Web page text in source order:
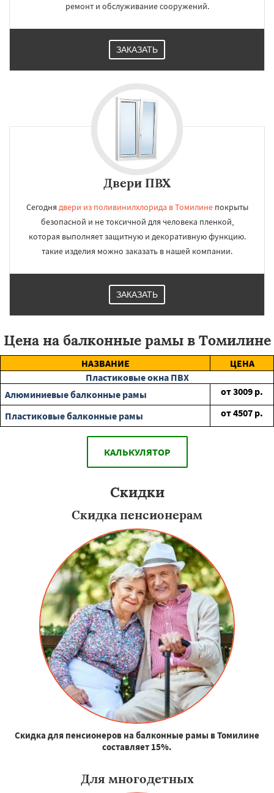
ремонт и обслуживание сооружений.
ЗАКАЗАТЬ
Двери ПВХ
Сегодня двери из поливинилхлорида в Томилинепокрыты
безопасной и не токсичной для человека пленкой,
которая выполняет защитную и декоративную функцию.
такие изделия можно заказать в нашей компании.
ЗАКАЗАТЬ
Цена на балконные рамы в Томилине
НАЗВАНИЕ
ЦЕНА
Пластиковые окна ПВХ
Алюминиевые балконные рамы
от3009 р.
Пластиковые балконные рамы
от4507 р.
КАЛЬКУЛЯТОР
Скидки
Скидка пенсионерам
Скидка для пенсионеров на балконные рамы в Томилине
составляет 15%.
Для многодетных